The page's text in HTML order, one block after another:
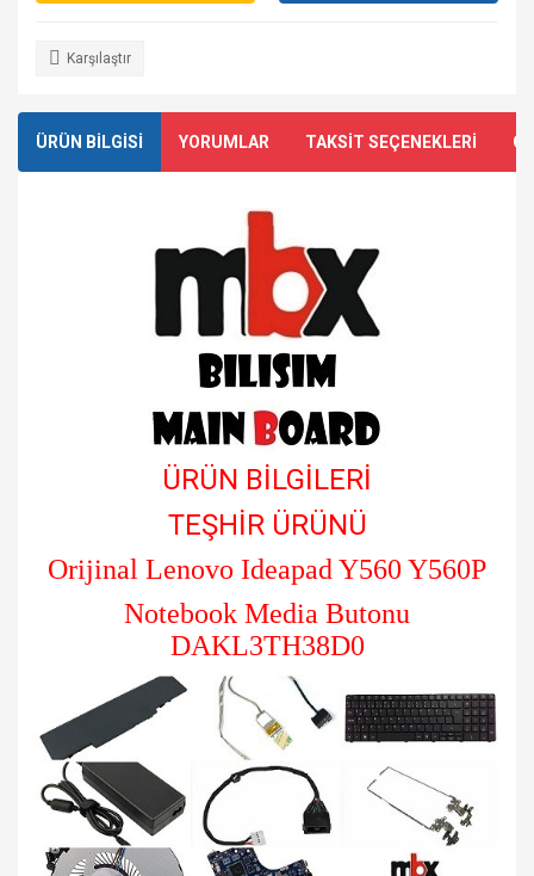
Karşılaştır
ÜRÜN BİLGİSİ YORUMLAR TAKSİT SEÇENEKLERİ
ÜRÜN BİLGİLERİ
TEŞHİR ÜRÜNÜ
Orijinal Lenovo Ideapad Y560 Y560P
Notebook Media Butonu
DAKL3TH38D0